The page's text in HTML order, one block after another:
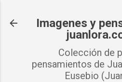
Imagenes y
Colección de
pensamientos de
Eusebio